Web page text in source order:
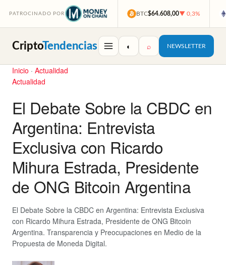
PATROCINADO POR BTC$64.608,00▼ 0,3%
CriptoTendencias ◐ ⌕ NEWSLETTER
Inicio · Actualidad
Actualidad
El Debate Sobre la CBDC en
Argentina: Entrevista
Exclusiva con Ricardo
Mihura Estrada, Presidente
de ONG Bitcoin Argentina
El Debate Sobre la CBDC en Argentina: Entrevista Exclusiva
con Ricardo Mihura Estrada, Presidente de ONG Bitcoin
Argentina. Transparencia y Preocupaciones en Medio de la
Propuesta de Moneda Digital.